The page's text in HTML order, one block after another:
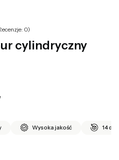
0)
cylindryczny
Wysoka jakość 14 dni